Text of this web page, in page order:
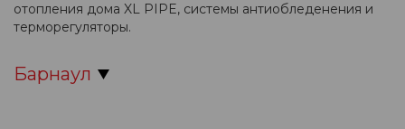
отопления дома XL PIPE, системы антиобледенения и
терморегуляторы.
Барнаул